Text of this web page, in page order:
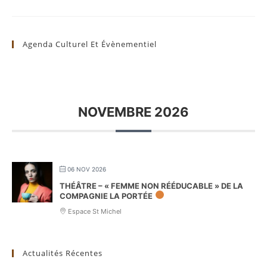
Agenda Culturel Et Évènementiel
NOVEMBRE 2026
06 NOV 2026
THÉÂTRE – « FEMME NON RÉÉDUCABLE » DE LA
COMPAGNIE LA PORTÉE
Espace St Michel
Actualités Récentes